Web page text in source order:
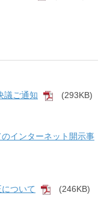
議ご通知
[PDF]
(293KB)
インターネット開示事
ついて
[PDF]
(246KB)